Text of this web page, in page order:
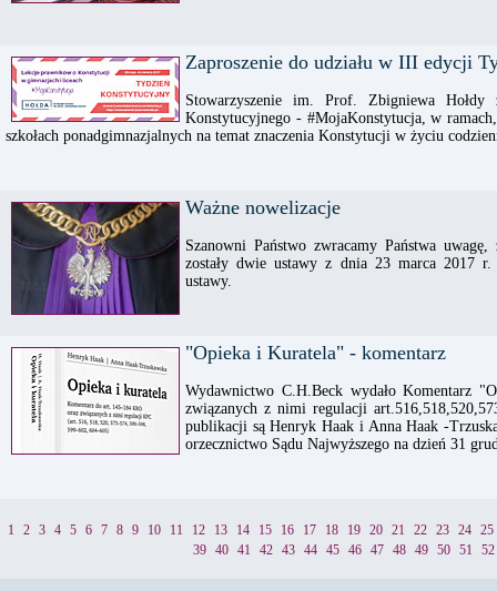
Zaproszenie do udziału w III edycji
Stowarzyszenie im. Prof. Zbigniewa
Konstytucyjnego - #MojaKonstytucja, w
szkołach ponadgimnazjalnych na temat znaczenia Konstytucji w życiu
Ważne nowelizacje
Szanowni Państwo zwracamy Państwa
zostały dwie ustawy z dnia 23 marca 2017
ustawy.
"Opieka i Kuratela" - komentarz
Wydawnictwo C.H.Beck wydało Komentarz
związanych z nimi regulacji
publikacji są Henryk Haak i Anna Haak -
orzecznictwo Sądu Najwyższego na dzień 31
1 2 3 4 5 6 7 8 9 10 11 12 13 14 15 16 17 18 19 20 21 22 23 24
25
39
40 41 42 43 44 45 46 47 48 49 50 51 52